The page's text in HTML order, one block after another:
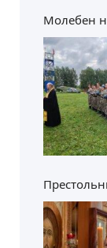
Молебен